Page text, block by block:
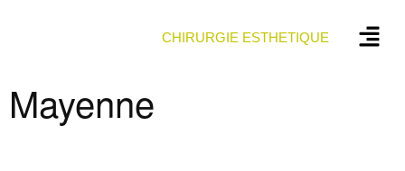
CHIRURGIE ESTHETIQUE
Mayenne